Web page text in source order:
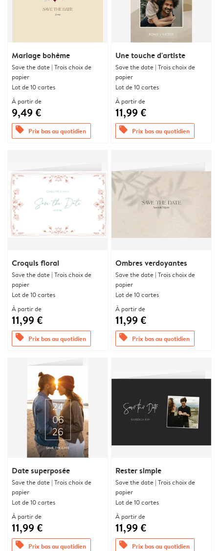
Mariage bohème
Save the date | Trois choix de
papier
Lot de 10 cartes
À partir de
9,49 €
offers Prix bas au quotidien
Une touche d'artiste
Save the date | Trois choix de
papier
Lot de 10 cartes
À partir de
11,99 €
offers Prix bas au quotidien
Croquis floral
Save the date | Trois choix de
papier
Lot de 10 cartes
À partir de
11,99 €
offers Prix bas au quotidien
Ombres verdoyantes
Save the date | Trois choix de
papier
Lot de 10 cartes
À partir de
11,99 €
offers Prix bas au quotidien
Date superposée
Save the date | Trois choix de
papier
Lot de 10 cartes
À partir de
11,99 €
offers Prix bas au quotidien
Rester simple
Save the date | Trois choix de
papier
Lot de 10 cartes
À partir de
11,99 €
offers Prix bas au quotidien